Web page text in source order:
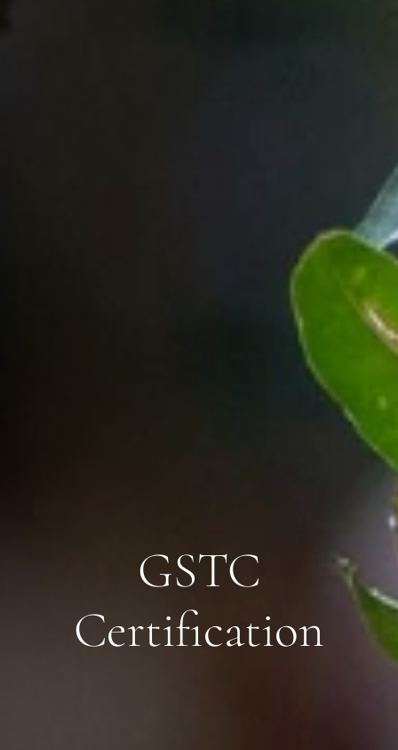
GSTC
Certification